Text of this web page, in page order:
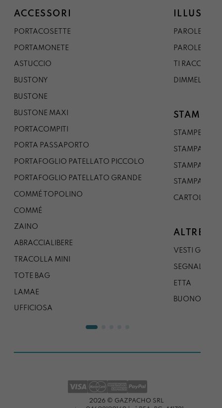
ACCESSORI
PORTACOSETTE
PORTAMONETE
ASTUCCIO
BUSTONY
BUSTONE
BUSTONE MAXI
PORTACOMPITI
PORTA PASSAPORTO
PORTAFOGLIO PATELLATO PICCOLO
PORTAFOGLIO PATELLATO GRANDE
COMMÉ TOPOLINO
COMMÉ
ZAINO
ABRACCIALIBERE
TRACOLLA MINI
TOTE BAG
LAMAE
UFFICIOSA
PAROLE DAL
PAROLE DA
TI
DIMMELO
STAMPE
STAMPE A5
STAMPA A3
STAMPA A1
STAMPA A0
CARTOLINA
ALTRE
VESTI
SEGNALIBRO
ETTA
BUONO
2026 © GAZPACHO SRL